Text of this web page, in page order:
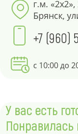
г.м.
Брянск,
+7 (960)
с 10:00 до
У вас есть
Понравилась